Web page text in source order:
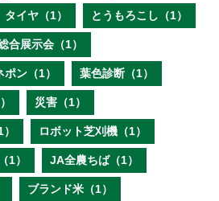
タイヤ（1） とうもろこし（1）
合展示会（1）
ポン（1） 葉色診断（1）
災害（1）
ロボット芝刈機（1）
1） JA全農ちば（1）
ブランド米（1）